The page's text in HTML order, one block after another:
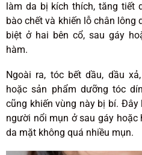
làm da bị kích thích, tăng tiết
bào chết và khiến lỗ chân lông
biệt ở hai bên cổ, sau gáy
hàm.
Ngoài ra, tóc bết dầu, dầu
hoặc sản phẩm dưỡng tóc
cũng khiến vùng này bị bí. Đây
người nổi mụn ở sau gáy hoặc
da mặt không quá nhiều mụn.